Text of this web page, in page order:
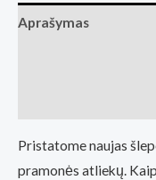
šlepetės
Sulbi
Aprašymas
Pristatome naujas
pramonės atliekų.